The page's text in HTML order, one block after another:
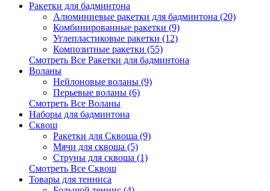
Ракетки для бадминтона
Алюминиевые ракетки для бадминтона (20)
Комбинированные ракетки (9)
Углепластиковые ракетки (12)
Композитные ракетки (55)
Смотреть Все Ракетки для бадминтона
Воланы
Нейлоновые воланы (9)
Перьевые воланы (6)
Смотреть Все Воланы
Наборы для бадминтона
Сквош
Ракетки для Сквоша (9)
Мячи для сквоша (5)
Cтруны для сквоша (1)
Смотреть Все Сквош
Товары для тенниса